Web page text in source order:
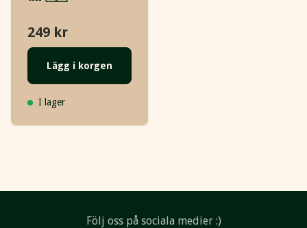
249 kr
Lägg i korgen
I lager
Följ oss på sociala medier :)